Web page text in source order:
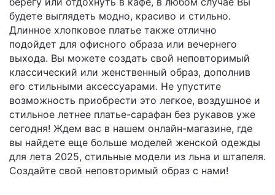
будете выглядеть модно, красиво и стильно.
Длинное хлопковое платье также отлично
подойдет для офисного образа или вечернего
выхода. Вы можете создать свой неповторимый
классический или женственный образ, дополнив
его стильными аксессуарами. Не упустите
возможность приобрести это легкое, воздушное и
стильное летнее платье-сарафан без рукавов уже
сегодня! Ждем вас в нашем онлайн-магазине, где
вы найдете еще больше моделей женской одежды
для лета 2025, стильные модели из льна и штапеля.
Создайте свой неповторимый образ с нами!